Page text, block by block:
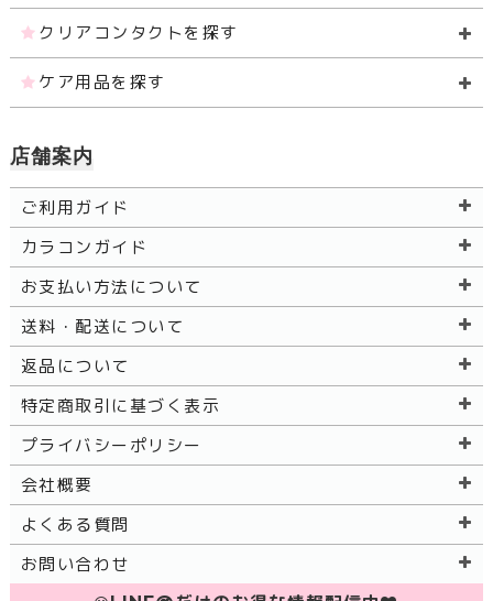
クリアコンタクトを探す
ケア用品を探す
店舗案内
ご利用ガイド
カラコンガイド
お支払い方法について
送料・配送について
返品について
特定商取引に基づく表示
プライバシーポリシー
会社概要
よくある質問
お問い合わせ